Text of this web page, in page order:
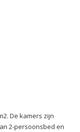
De kamers zijn
2-persoonsbed en